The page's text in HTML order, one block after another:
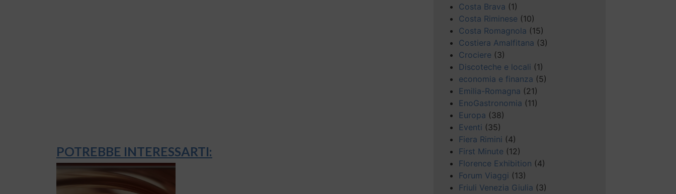
POTREBBE INTERESSARTI:
Costa Brava (1)
Costa Riminese (10)
Costa Romagnola (15)
Costiera Amalfitana (3)
Crociere (3)
Discoteche e locali (1)
economia e finanza (5)
Emilia-Romagna (21)
EnoGastronomia (11)
Europa (38)
Eventi (35)
Fiera Rimini (4)
First Minute (12)
Florence Exhibition (4)
Forum Viaggi (13)
Friuli Venezia Giulia (3)